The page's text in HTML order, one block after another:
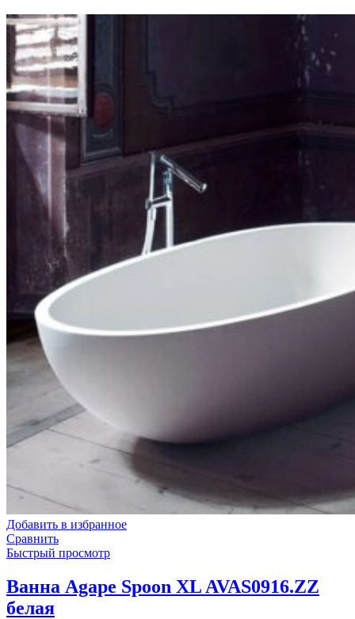
Добавить в избранное
Сравнить
Быстрый просмотр
Ванна Agape Spoon XL AVAS0916.ZZ
белая